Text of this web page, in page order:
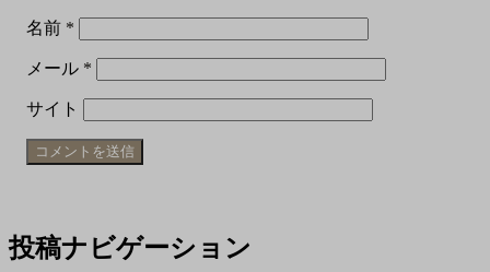
名前 *
メール *
サイト
投稿ナビゲーション